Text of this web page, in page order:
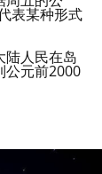
表某种形式
陆人民在岛
公元前2000